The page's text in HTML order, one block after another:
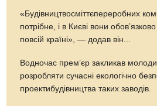
«Будівництвосміттєпереробних
потрібне, і в Києві вони
повсій країні», — додав він...
Водночас прем’єр закликав
розробляти сучасні екологічно
проектибудівництва таких заводів.